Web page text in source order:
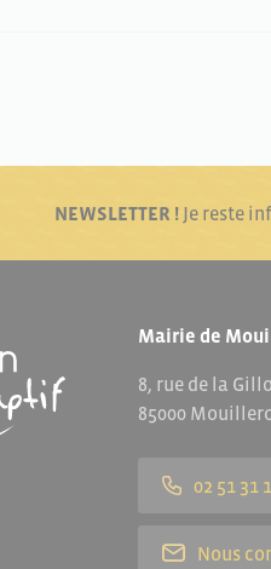
NEWSLETTER !Je reste
Mairie de
8, rue de la
85000
02 51 31
Nous